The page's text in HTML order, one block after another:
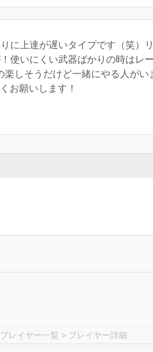
に上達が遅いタイプです（笑）
使いにくい武器ばかりの時はレ
しそうだけど一緒にやる人が
願いします！
プレイヤー一覧 > プレイヤー詳細